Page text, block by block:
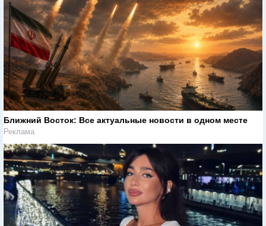
Ближний Восток: Все актуальные новости в одном месте
Реклама